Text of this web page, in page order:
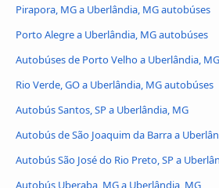
Pirapora, MG a Uberlândia, MG autobúses
Porto Alegre a Uberlândia, MG autobúses
Autobúses de Porto Velho a Uberlândia, MG
Rio Verde, GO a Uberlândia, MG autobúses
Autobús Santos, SP a Uberlândia, MG
Autobús de São Joaquim da Barra a
Autobús São José do Rio Preto, SP a
Autobús Uberaba, MG a Uberlândia, MG